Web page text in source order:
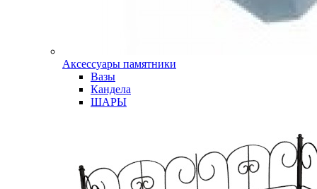
Аксессуары памятники
Вазы
Кандела
ШАРЫ